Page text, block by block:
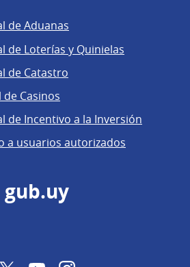
de Aduanas
de Loterías y Quinielas
de Catastro
Casinos
de Incentivo a la Inversión
a usuarios autorizados
gub.uy